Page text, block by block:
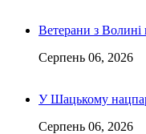
Ветерани з Волині
Серпень 06, 2026
У Шацькому
Серпень 06, 2026